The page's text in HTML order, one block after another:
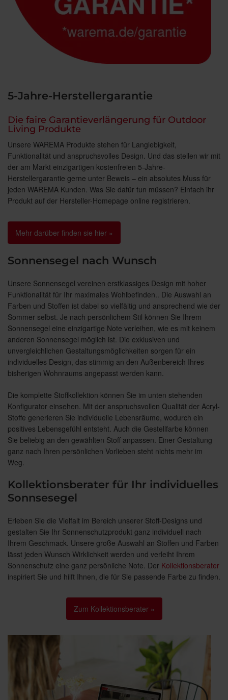
5-Jahre-Herstellergarantie
Die faire Garantieverlängerung für Outdoor
Living Produkte
Unsere WAREMA Produkte stehen für Langlebigkeit,
Funktionalität und anspruchsvolles Design. Und das stellen wir mit
der am Markt einzigartigen kostenfreien 5-Jahre-
Herstellergarantie gerne unter Beweis – ein absolutes Muss für
jeden WAREMA Kunden. Was Sie dafür tun müssen? Einfach ihr
Produkt auf der Hersteller-Homepage online registrieren.
Mehr darüber finden sie hier »
Sonnensegel nach Wunsch
Unsere Sonnensegel vereinen erstklassiges Design mit hoher
Funktionalität für Ihr maximales Wohlbefinden.. Die Auswahl an
Farben und Stoffen ist dabei so vielfältig und ansprechend wie der
Sommer selbst. Je nach persönlichem Stil können Sie Ihrem
Sonnensegel eine einzigartige Note verleihen, wie es mit keinem
anderen Sonnensegel möglich ist. Die exklusiven und
unvergleichlichen Gestaltungsmöglichkeiten sorgen für ein
individuelles Design, das stimmig an den Außenbereich Ihres
bisherigen Wohnraums angepasst werden kann.
Die komplette Stoffkollektion können Sie im unten stehenden
Konfigurator einsehen. Mit der anspruchsvollen Qualität der Acryl-
Stoffe generieren Sie individuelle Lebensräume, wodurch ein
positives Lebensgefühl entsteht. Auch die Gestellfarbe können
Sie beliebig an den gewählten Stoff anpassen. Einer Gestaltung
ganz nach Ihren persönlichen Vorlieben steht nichts mehr im
Weg.
Kollektionsberater für Ihr individuelles
Sonnsesegel
Erleben Sie die Vielfalt im Bereich unserer Stoff-Designs und
gestalten Sie Ihr Sonnenschutzprodukt ganz individuell nach
Ihrem Geschmack. Unsere große Auswahl an Stoffen und Farben
lässt jeden Wunsch Wirklichkeit werden und verleiht Ihrem
Sonnenschutz eine ganz persönliche Note. Der Kollektionsberater
inspiriert Sie und hilft Ihnen, die für Sie passende Farbe zu finden.
Zum Kollektionsberater »